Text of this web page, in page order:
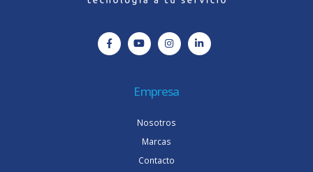
Empresa
Nosotros
Marcas
Contacto